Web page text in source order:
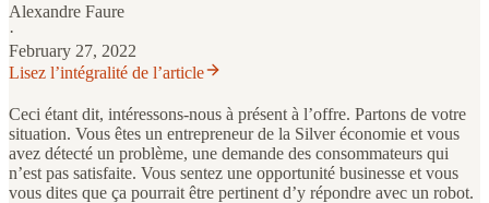
Alexandre Faure
·
February 27, 2022
Lisez l’intégralité de l’article
Ceci étant dit, intéressons-nous à présent à l’offre. Partons de votre
situation. Vous êtes un entrepreneur de la Silver économie et vous
avez détecté un problème, une demande des consommateurs qui
n’est pas satisfaite. Vous sentez une opportunité businesse et vous
vous dites que ça pourrait être pertinent d’y répondre avec un robot.